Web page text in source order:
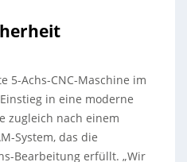
5-Achs-CNC-Maschine im
in eine moderne
zugleich nach einem
System, das die
Bearbeitung erfüllt. „Wir